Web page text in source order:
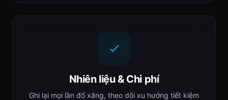
Nhiên liệu & Chi phí
Ghi lại mọi lần đổ xăng, theo dõi xu hướng tiết kiệm